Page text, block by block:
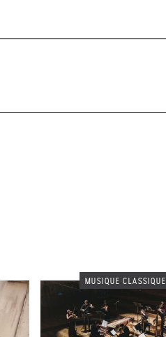
MUSIQUE CLASSIQUE